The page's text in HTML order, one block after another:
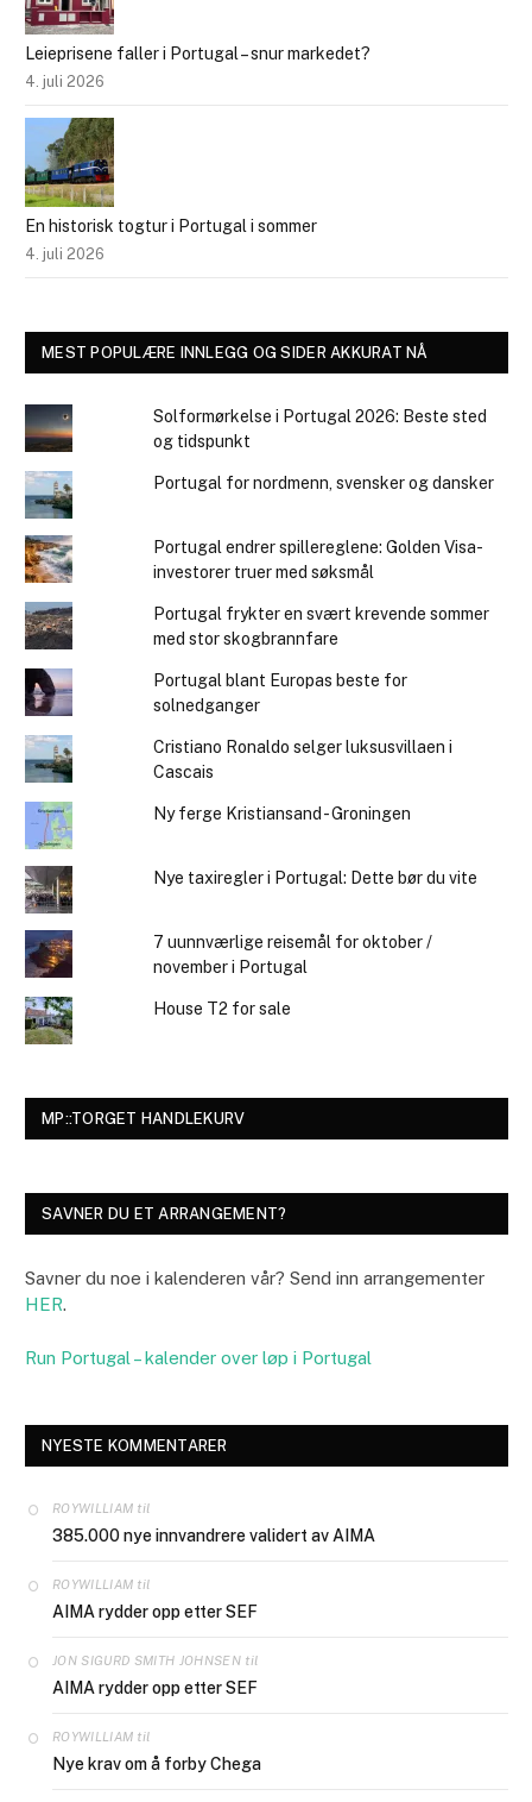
Leieprisene faller i Portugal – snur markedet?
4. juli 2026
En historisk togtur i Portugal i sommer
4. juli 2026
MEST POPULÆRE INNLEGG OG SIDER AKKURAT NÅ
Solformørkelse i Portugal 2026: Beste sted
og tidspunkt
Portugal for nordmenn, svensker og dansker
Portugal endrer spillereglene: Golden Visa-
investorer truer med søksmål
Portugal frykter en svært krevende sommer
med stor skogbrannfare
Portugal blant Europas beste for
solnedganger
Cristiano Ronaldo selger luksusvillaen i
Cascais
Ny ferge Kristiansand - Groningen
Nye taxiregler i Portugal: Dette bør du vite
7 uunnværlige reisemål for oktober /
november i Portugal
House T2 for sale
MP::TORGET HANDLEKURV
SAVNER DU ET ARRANGEMENT?
Savner du noe i kalenderen vår? Send inn arrangementer
HER.
Run Portugal – kalender over løp i Portugal
NYESTE KOMMENTARER
ROYWILLIAM til
385.000 nye innvandrere validert av AIMA
ROYWILLIAM til
AIMA rydder opp etter SEF
JON SIGURD SMITH JOHNSENtil
AIMA rydder opp etter SEF
ROYWILLIAM til
Nye krav om å forby Chega